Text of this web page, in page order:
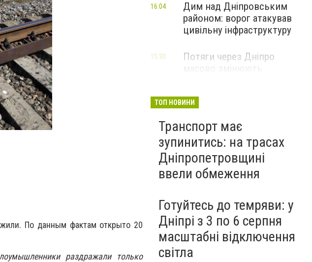
По данным фактам открыто 20
раздражали только
Дим над Дніпровським
районом: ворог атакував
цивільну інфраструктуру
16:04
Потяги через Дніпро
15:30
ТОП НОВИНИ
Транспорт має
зупинитись: на трасах
Дніпропетровщині
ввели обмеження
Готуйтесь до темряви: у
Дніпрі з 3 по 6 серпня
масштабні відключення
світла